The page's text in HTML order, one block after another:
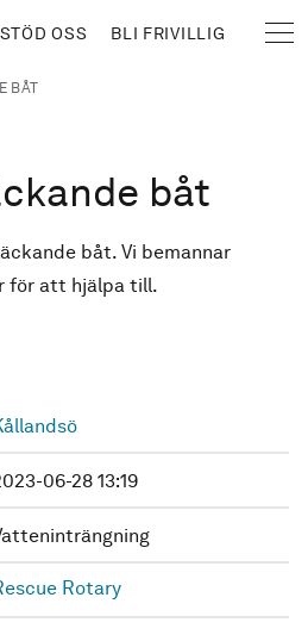
STÖD OSS BLI FRIVILLIG
BÅT
båt
båt. Vi bemannar
för att hjälpa till.
06-28 13:19
Rotary